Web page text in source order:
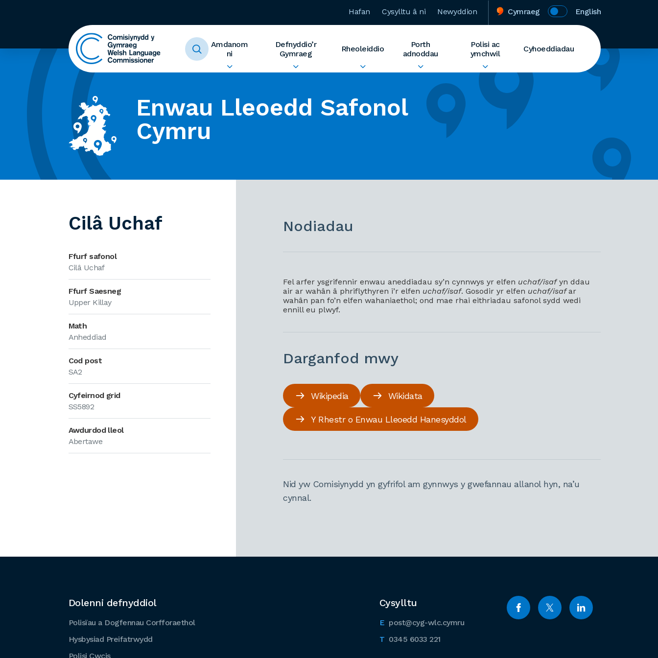
Hafan Cysylltu â ni Newyddion Cymraeg English
Amdanom
ni
Defnyddio’r
Gymraeg
Rheoleiddio
Porth
adnoddau
Polisi ac
ymchwil
Cyhoeddiadau
Enwau Lleoedd Safonol
Cymru
Cilâ Uchaf
Ffurf safonol
Cilâ Uchaf
Ffurf Saesneg
Upper Killay
Math
Anheddiad
Cod post
SA2
Cyfeirnod grid
SS5892
Awdurdod lleol
Abertawe
Nodiadau
Fel arfer ysgrifennir enwau aneddiadau sy’n cynnwys yr elfen uchaf/isafyn ddau
air ar wahân â phriflythyren i’r elfen uchaf/isaf. Gosodir yr elfen uchaf/isafar
wahân pan fo’n elfen wahaniaethol; ond mae rhai eithriadau safonol sydd wedi
ennill eu plwyf.
Darganfod mwy
Wikipedia Wikidata
Y Rhestr o Enwau Lleoedd Hanesyddol
Nid yw Comisiynydd yn gyfrifol am gynnwys y gwefannau allanol hyn, na’u
cynnal.
Cysylltu
post@cyg-wlc.cymru
0345 6033 221
Dolenni defnyddiol
Polisïau a Dogfennau Corfforaethol
Hysbysiad Preifatrwydd
Polisi Cwcis